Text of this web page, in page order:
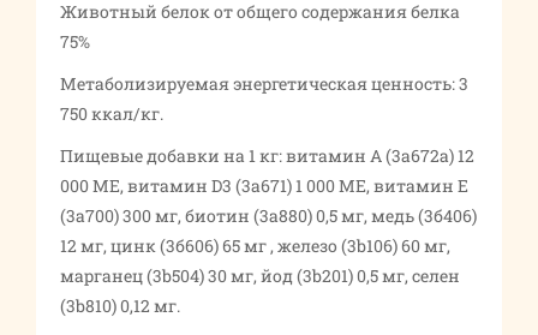
Животный белок от общего содержания белка
75%
Метаболизируемая энергетическая ценность: 3
750 ккал/кг.
Пищевые добавки на 1 кг: витамин А (3а672а) 12
000 МЕ, витамин D3 (3а671) 1 000 МЕ, витамин Е
(3а700) 300 мг, биотин (3а880) 0,5 мг, медь (3б406)
12 мг, цинк (3б606) 65 мг , железо (3b106) 60 мг,
марганец (3b504) 30 мг, йод (3b201) 0,5 мг, селен
(3b810) 0,12 мг.